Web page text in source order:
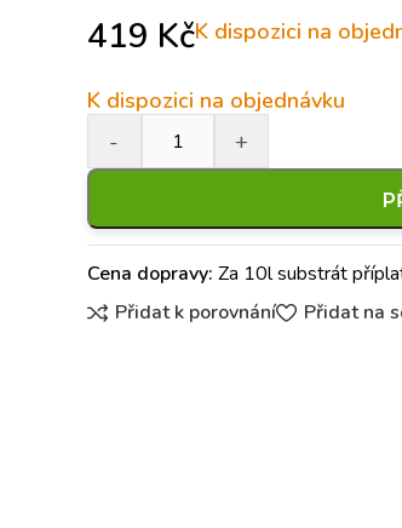
419 KčK dispozici na
K dispozici na objednávku
Cena dopravy: Za 10l substrát
Přidat k porovnání
Přidat na